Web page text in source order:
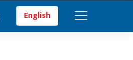
English